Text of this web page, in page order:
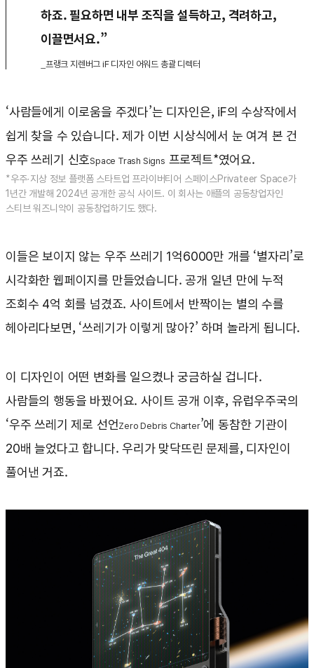
하죠. 필요하면 내부 조직을 설득하고, 격려하고,
이끌면서요.”
_프랭크 지렌버그 iF 디자인 어워드 총괄 디렉터
‘사람들에게 이로움을 주겠다’는 디자인은, iF의 수상작에서
쉽게 찾을 수 있습니다. 제가 이번 시상식에서 눈 여겨 본 건
우주 쓰레기 신호Space Trash Signs 프로젝트*였어요.
*우주·지상 정보 플랫폼 스타트업 프라이버티어 스페이스Privateer Space가
1년간 개발해 2024년 공개한 공식 사이트. 이 회사는 애플의 공동창업자인
스티브 워즈니악이 공동창업하기도 했다.
이들은 보이지 않는 우주 쓰레기 1억6000만 개를 ‘별자리’로
시각화한 웹페이지를 만들었습니다. 공개 일년 만에 누적
조회수 4억 회를 넘겼죠. 사이트에서 반짝이는 별의 수를
헤아리다보면, ‘쓰레기가 이렇게 많아?’ 하며 놀라게 됩니다.
이 디자인이 어떤 변화를 일으켰나 궁금하실 겁니다.
사람들의 행동을 바꿨어요. 사이트 공개 이후, 유럽우주국의
‘우주 쓰레기 제로 선언Zero Debris Charter’에 동참한 기관이
20배 늘었다고 합니다. 우리가 맞닥뜨린 문제를, 디자인이
풀어낸 거죠.